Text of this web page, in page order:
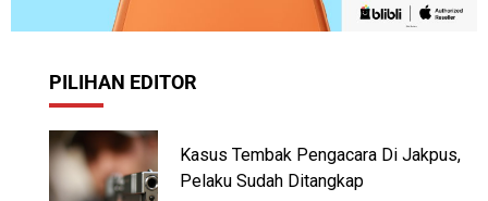
PILIHAN EDITOR
Kasus Tembak Pengacara Di Jakpus,
Pelaku Sudah Ditangkap